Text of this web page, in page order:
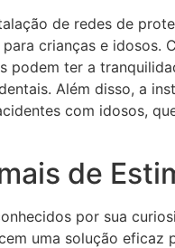
de redes de
crianças e idosos.
podem ter a
Além disso, a
com idosos,
de
por sua
uma solução eficaz